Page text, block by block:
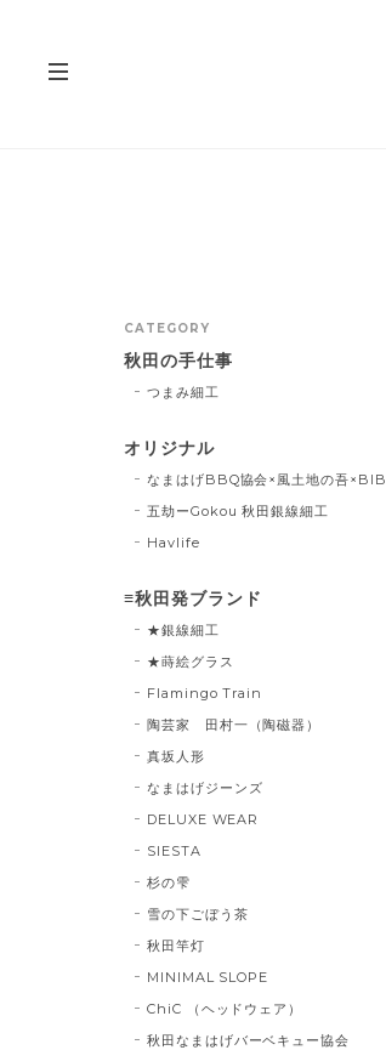
CATEGORY
秋田の手仕事
つまみ細工
オリジナル
なまはげBBQ協会×風土地の吾×BIB
五劫ーGokou 秋田銀線細工
Havlife
≡秋田発ブランド
★銀線細工
★蒔絵グラス
Flamingo Train
陶芸家 田村一（陶磁器）
真坂人形
なまはげジーンズ
DELUXE WEAR
SIESTA
杉の雫
雪の下ごぼう茶
秋田竿灯
MINIMAL SLOPE
ChiC （ヘッドウェア）
秋田なまはげバーベキュー協会